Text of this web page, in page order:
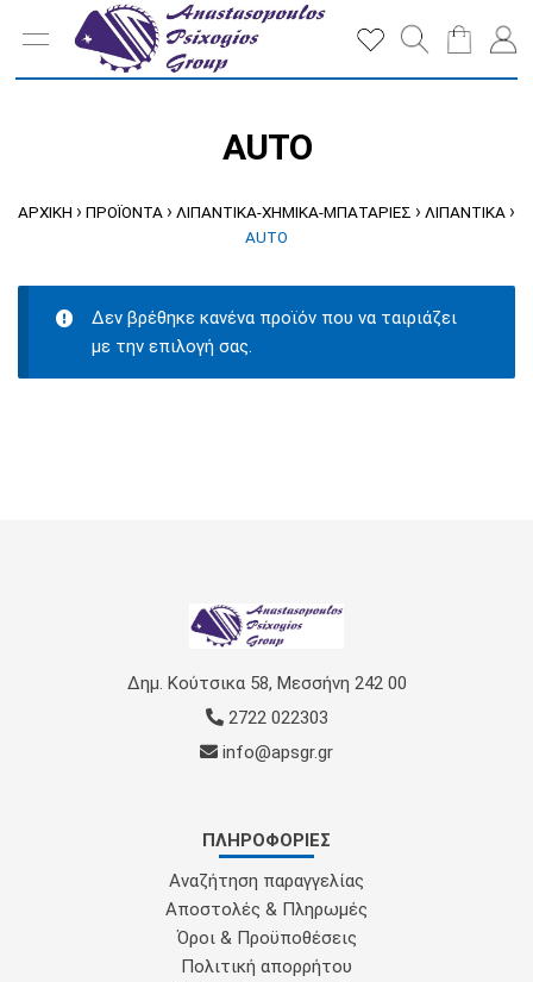
AUTO
ΑΡΧΙΚΉ › ΠΡΟΪΌΝΤΑ › ΛΙΠΑΝΤΙΚΑ-ΧΗΜΙΚΑ-ΜΠΑΤΑΡΙΕΣ › ΛΙΠΑΝΤΙΚΑ ›
AUTO
Δεν βρέθηκε κανένα προϊόν που να ταιριάζει
με την επιλογή σας.
Δημ. Κούτσικα 58, Μεσσήνη 242 00
2722 022303
info@apsgr.gr
ΠΛΗΡΟΦΟΡΊΕΣ
Αναζήτηση παραγγελίας
Αποστολές & Πληρωμές
Όροι & Προϋποθέσεις
Πολιτική απορρήτου